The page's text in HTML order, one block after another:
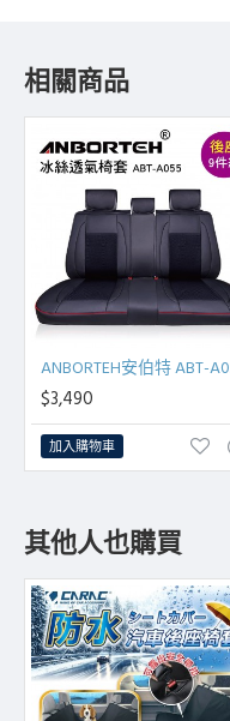
相關商品
$3,490
加入購物車
其他人也購買